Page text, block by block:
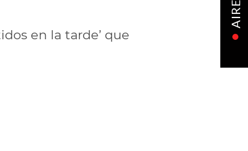
en la tarde’ que
AIRE